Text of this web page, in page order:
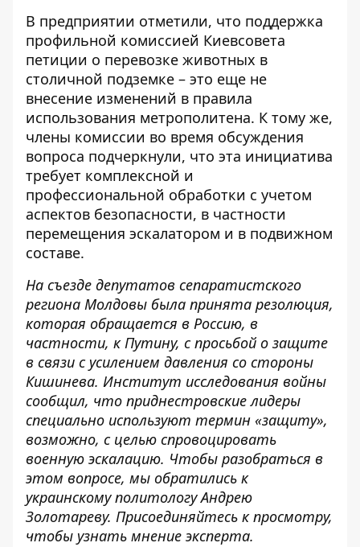
В предприятии отметили, что поддержка
профильной комиссией Киевсовета
петиции о перевозке животных в
столичной подземке – это еще не
внесение изменений в правила
использования метрополитена. К тому же,
члены комиссии во время обсуждения
вопроса подчеркнули, что эта инициатива
требует комплексной и
профессиональной обработки с учетом
аспектов безопасности, в частности
перемещения эскалатором и в подвижном
составе.
На съезде депутатов сепаратистского
региона Молдовы была принята резолюция,
которая обращается в Россию, в
частности, к Путину, с просьбой о защите
в связи с усилением давления со стороны
Кишинева. Институт исследования войны
сообщил, что приднестровские лидеры
специально используют термин «защиту»,
возможно, с целью спровоцировать
военную эскалацию. Чтобы разобраться в
этом вопросе, мы обратились к
украинскому политологу Андрею
Золотареву. Присоединяйтесь к просмотру,
чтобы узнать мнение эксперта.